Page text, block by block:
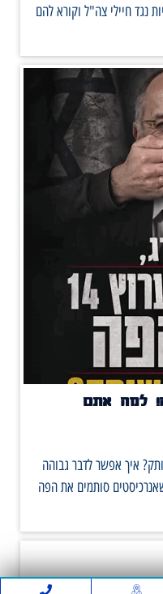
נגד חיילי צה"ל וקורא להם
14 את הפה! למה אתם
איך אפשר לדבר גבוהה
סותמים את הפה